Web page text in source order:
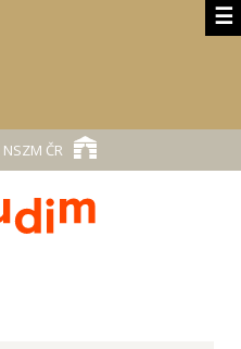
☰
NSZM ČR